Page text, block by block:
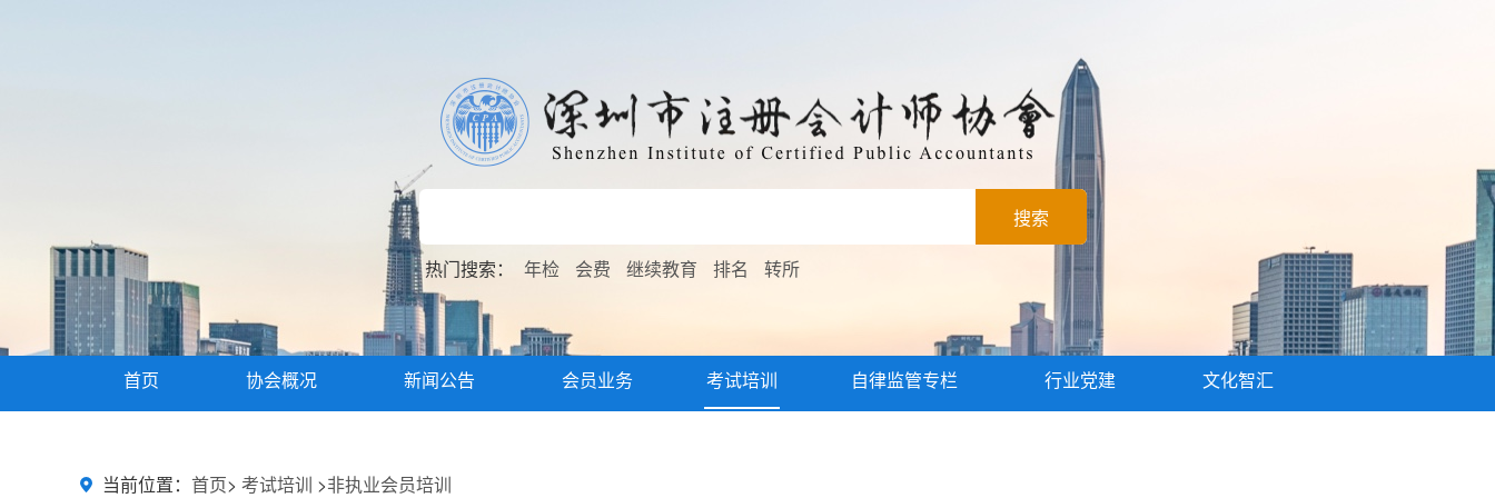
热门搜索： 年检 会费 继续教育 排名 转所
首页 协会概况 新闻公告 会员业务 考试培训 自律监管专栏 行业党建 文化智汇
当前位置： 首页> 考试培训 >非执业会员培训